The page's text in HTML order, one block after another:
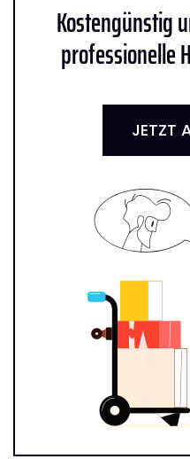
Kostengünstig
professionelle
JETZT